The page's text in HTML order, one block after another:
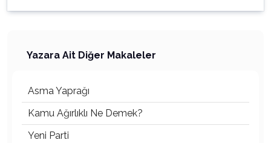
Yazara Ait Diğer Makaleler
Asma Yaprağı
Kamu Ağırlıklı Ne Demek?
Yeni Parti